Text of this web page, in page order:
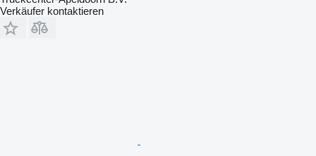
Verkäufer kontaktieren